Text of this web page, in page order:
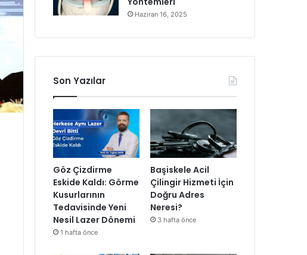
Haziran 16, 2025
Son Yazılar
Göz Çizdirme
Eskide Kaldı: Görme
Kusurlarının
Tedavisinde Yeni
Nesil Lazer Dönemi
1 hafta önce
Başiskele Acil
Çilingir Hizmeti İçin
Doğru Adres
Neresi?
3 hafta önce